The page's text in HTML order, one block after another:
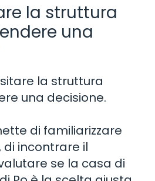
la struttura
una
la struttura
una decisione.
di familiarizzare
di incontrare il
se la casa di